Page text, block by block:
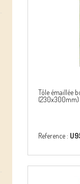
Tôle émaillée
(230x300mm)
Reference :